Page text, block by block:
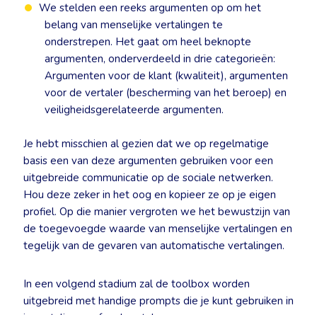
We stelden een reeks argumenten op om het
belang van menselijke vertalingen te
onderstrepen. Het gaat om heel beknopte
argumenten, onderverdeeld in drie categorieën:
Argumenten voor de klant (kwaliteit), argumenten
voor de vertaler (bescherming van het beroep) en
veiligheidsgerelateerde argumenten.
Je hebt misschien al gezien dat we op regelmatige
basis een van deze argumenten gebruiken voor een
uitgebreide communicatie op de sociale netwerken.
Hou deze zeker in het oog en kopieer ze op je eigen
profiel. Op die manier vergroten we het bewustzijn van
de toegevoegde waarde van menselijke vertalingen en
tegelijk van de gevaren van automatische vertalingen.
In een volgend stadium zal de toolbox worden
uitgebreid met handige prompts die je kunt gebruiken in